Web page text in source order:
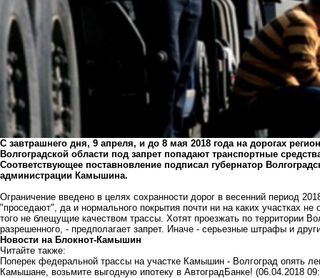
С завтрашнего дня, 9 апреля, и до 8 мая 2018 года на дорогах
Волгоградской области под запрет попадают транспортные
Соответствующее поставновление подписал губернатор
администрации Камышина.
Ограничение введено в целях сохранности дорог в весенний период
"проседают", да и нормального покрытия почти ни на каких участках
того не блещущие качеством трассы. Хотят проезжать по территории
разрешенного, - предполагает запрет. Иначе - серьезные штрафы и
Новости на Блoкнoт-Камышин
Читайте также:
Поперек федеральной трассы на участке Камышин - Волгоград опять
Камышане, возьмите выгодную ипотеку в АвтоградБанке! (06.04.2018